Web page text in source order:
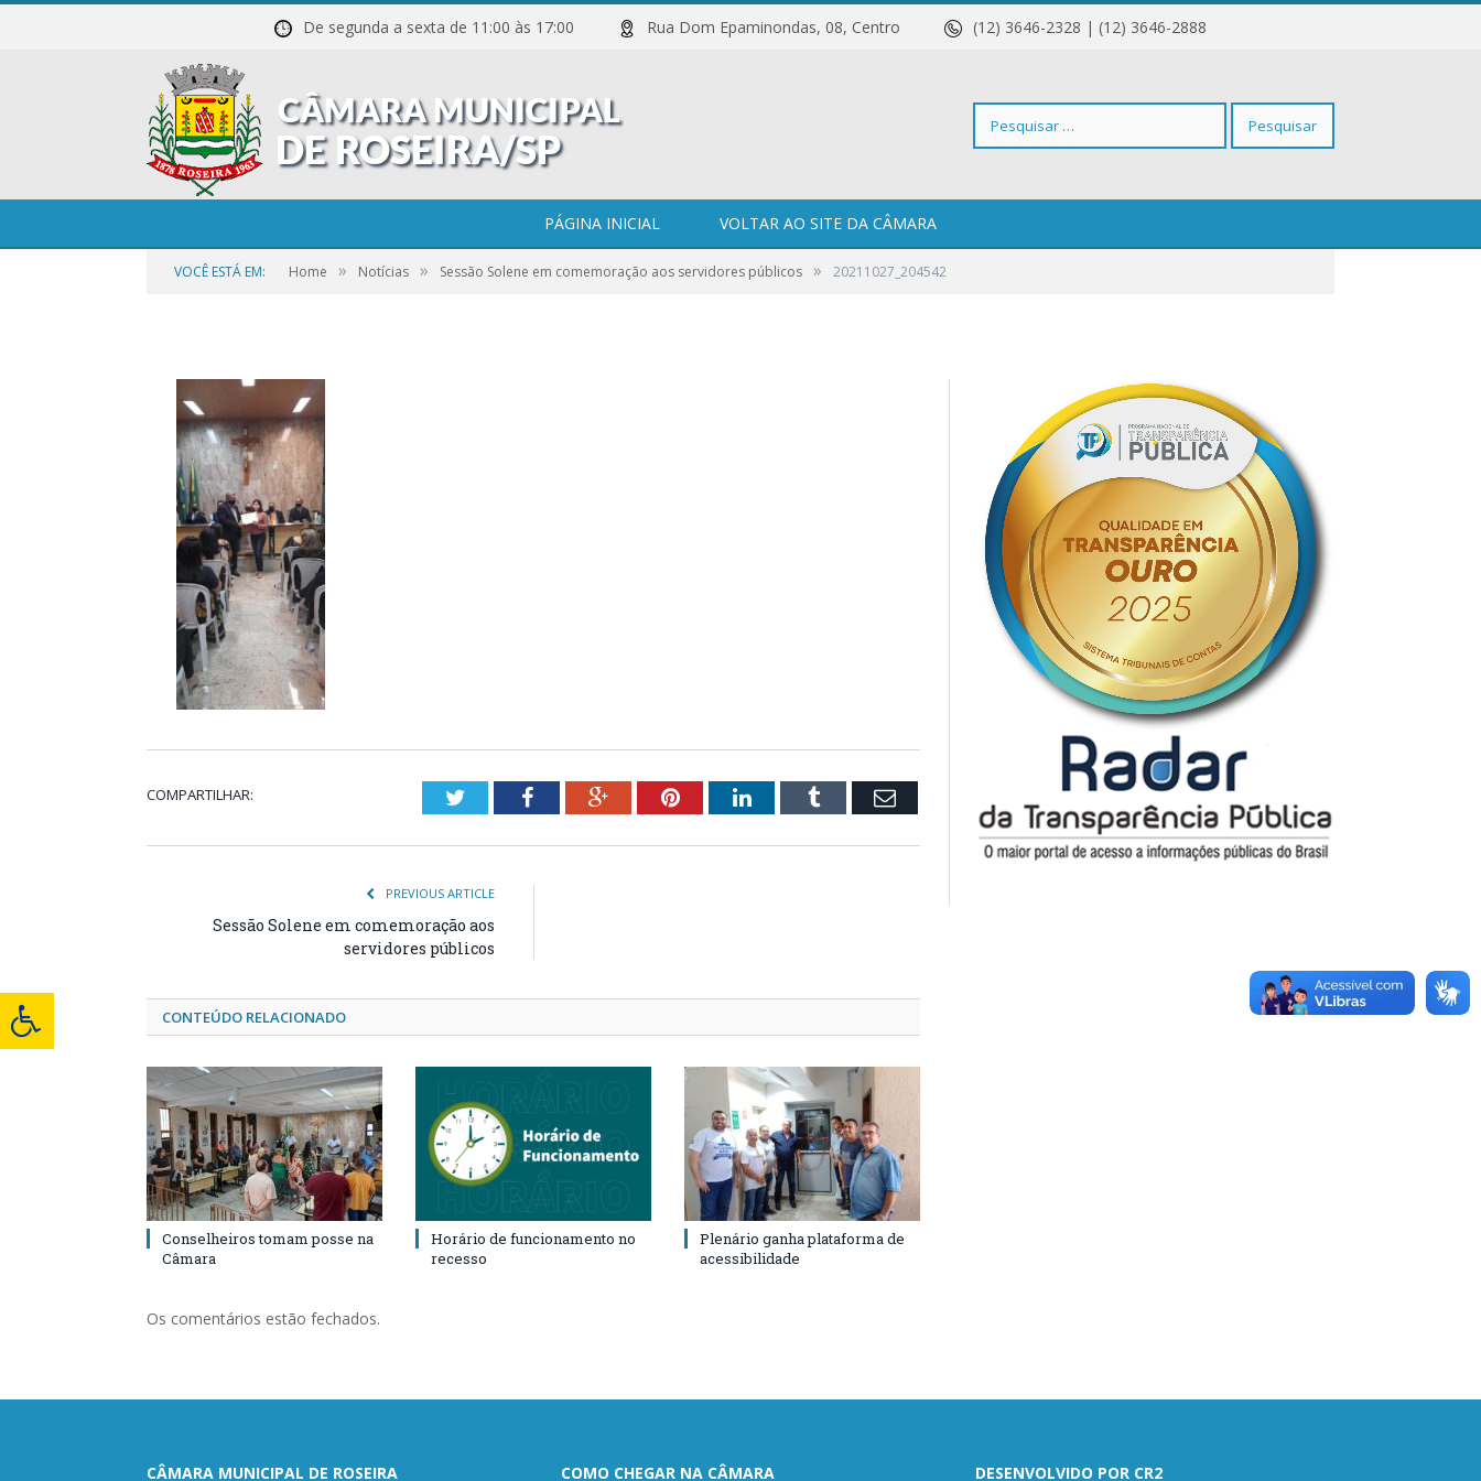
De segunda a sexta de 11:00 às 17:00 Rua Dom Epaminondas, 08, Centro (12) 3646-2328 | (12) 3646-2888
Pesquisar
PÁGINA INICIAL VOLTAR AO SITE DA CÂMARA
VOCÊ ESTÁ EM: Home » Notícias » Sessão Solene em comemoração aos servidores públicos » 20211027_204542
COMPARTILHAR: TwitterFacebookGoogle+PinterestLinkedInTumblr Email
PREVIOUS ARTICLE
Sessão Solene em comemoração aos
servidores públicos
CONTEÚDO RELACIONADO
Conselheiros tomam posse na
Câmara
Horário de funcionamento no
recesso
Plenário ganha plataforma de
acessibilidade
Os comentários estão fechados.
CÂMARA MUNICIPAL DE ROSEIRA COMO CHEGAR NA CÂMARA DESENVOLVIDO POR CR2